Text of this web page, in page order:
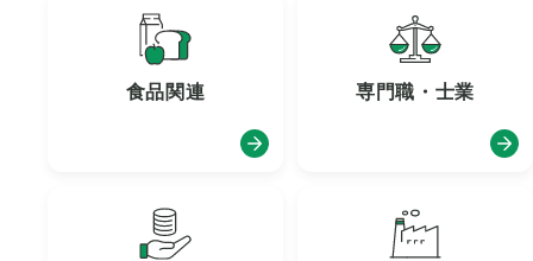
食品関連 専門職・士業